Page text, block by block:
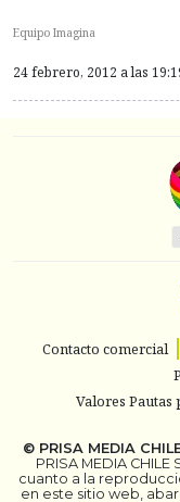
Equipo Imagina
24 febrero, 2012 a las
Contacto comercial
Valores
© PRISA MEDIA
PRISA MEDIA
cuanto a la
en este sitio web,